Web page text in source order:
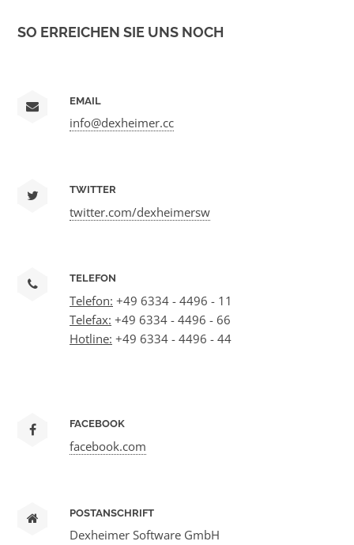
SO ERREICHEN SIE UNS NOCH
EMAIL
info@dexheimer.cc
TWITTER
twitter.com/dexheimersw
TELEFON
Telefon: +49 6334 - 4496 - 11
Telefax: +49 6334 - 4496 - 66
Hotline: +49 6334 - 4496 - 44
FACEBOOK
facebook.com
POSTANSCHRIFT
Dexheimer Software GmbH